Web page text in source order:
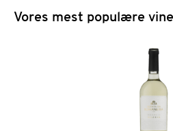
Vores mest populære vine